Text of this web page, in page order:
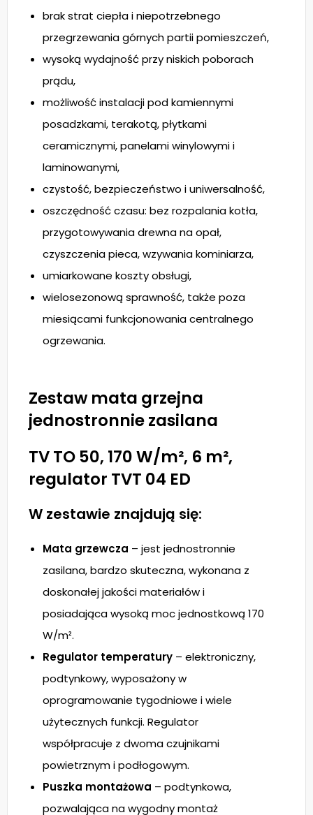
brak strat ciepła i niepotrzebnego
przegrzewania górnych partii pomieszczeń,
wysoką wydajność przy niskich poborach
prądu,
możliwość instalacji pod kamiennymi
posadzkami, terakotą, płytkami
ceramicznymi, panelami winylowymi i
laminowanymi,
czystość, bezpieczeństwo i uniwersalność,
oszczędność czasu: bez rozpalania kotła,
przygotowywania drewna na opał,
czyszczenia pieca, wzywania kominiarza,
umiarkowane koszty obsługi,
wielosezonową sprawność, także poza
miesiącami funkcjonowania centralnego
ogrzewania.
Zestaw mata grzejna
jednostronnie zasilana
TV TO 50, 170 W/m², 6 m²,
regulator TVT 04 ED
W zestawie znajdują się:
Mata grzewcza – jest jednostronnie
zasilana, bardzo skuteczna, wykonana z
doskonałej jakości materiałów i
posiadająca wysoką moc jednostkową 170
W/m².
Regulator temperatury – elektroniczny,
podtynkowy, wyposażony w
oprogramowanie tygodniowe i wiele
użytecznych funkcji. Regulator
współpracuje z dwoma czujnikami
powietrznym i podłogowym.
Puszka montażowa – podtynkowa,
pozwalająca na wygodny montaż